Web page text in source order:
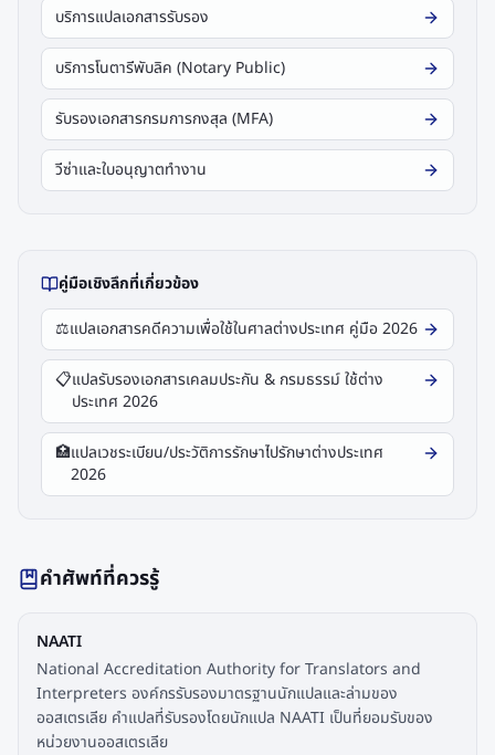
บริการแปลเอกสารรับรอง
บริการโนตารีพับลิค (Notary Public)
รับรองเอกสารกรมการกงสุล (MFA)
วีซ่าและใบอนุญาตทำงาน
คู่มือเชิงลึกที่เกี่ยวข้อง
⚖️แปลเอกสารคดีความเพื่อใช้ในศาลต่างประเทศ คู่มือ 2026
📋แปลรับรองเอกสารเคลมประกัน & กรมธรรม์ ใช้ต่าง
ประเทศ 2026
🏥แปลเวชระเบียน/ประวัติการรักษาไปรักษาต่างประเทศ
2026
คำศัพท์ที่ควรรู้
NAATI
National Accreditation Authority for Translators and
Interpreters องค์กรรับรองมาตรฐานนักแปลและล่ามของ
ออสเตรเลีย คำแปลที่รับรองโดยนักแปล NAATI เป็นที่ยอมรับของ
หน่วยงานออสเตรเลีย